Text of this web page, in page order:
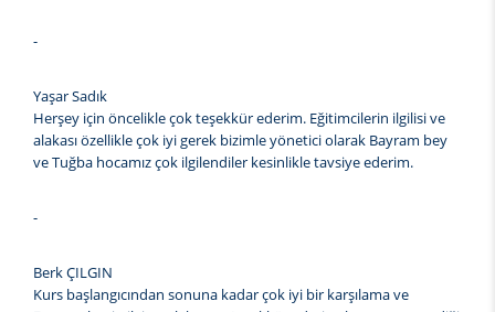
-
Yaşar Sadık
Herşey için öncelikle çok teşekkür ederim. Eğitimcilerin ilgilisi ve
alakası özellikle çok iyi gerek bizimle yönetici olarak Bayram bey
ve Tuğba hocamız çok ilgilendiler kesinlikle tavsiye ederim.
-
Berk ÇILGIN
Kurs başlangıcından sonuna kadar çok iyi bir karşılama ve